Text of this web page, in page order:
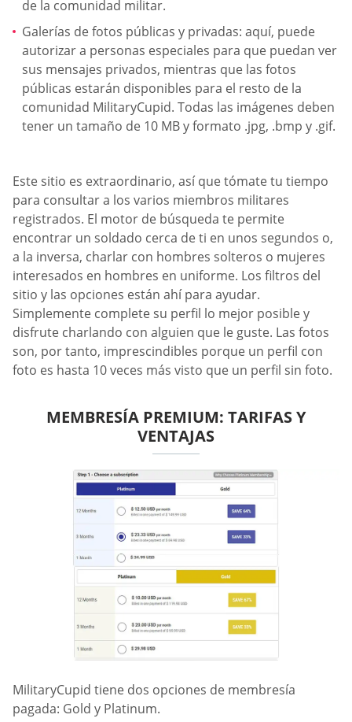
de la comunidad militar.
Galerías de fotos públicas y privadas: aquí, puede
autorizar a personas especiales para que puedan ver
sus mensajes privados, mientras que las fotos
públicas estarán disponibles para el resto de la
comunidad MilitaryCupid. Todas las imágenes deben
tener un tamaño de 10 MB y formato .jpg, .bmp y .gif.
Este sitio es extraordinario, así que tómate tu tiempo
para consultar a los varios miembros militares
registrados. El motor de búsqueda te permite
encontrar un soldado cerca de ti en unos segundos o,
a la inversa, charlar con hombres solteros o mujeres
interesados en hombres en uniforme. Los filtros del
sitio y las opciones están ahí para ayudar.
Simplemente complete su perfil lo mejor posible y
disfrute charlando con alguien que le guste. Las fotos
son, por tanto, imprescindibles porque un perfil con
foto es hasta 10 veces más visto que un perfil sin foto.
MEMBRESÍA PREMIUM: TARIFAS Y
VENTAJAS
MilitaryCupid tiene dos opciones de membresía
pagada: Gold y Platinum.